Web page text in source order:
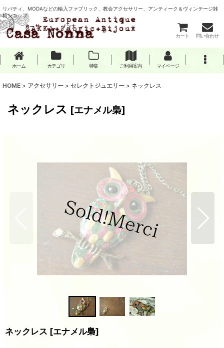
リバティ、MODAなどの輸入ファブリック、教会アクセサリー、アンティーク＆ヴィンテージ雑
貨ショップ
カート 問い合わせ
ホーム カテゴリ 特集 ご利用案内 マイページ
HOME > アクセサリー > セレクトジュエリー > ネックレス
ネックレス [エナメル梟]
ネックレス [エナメル梟]